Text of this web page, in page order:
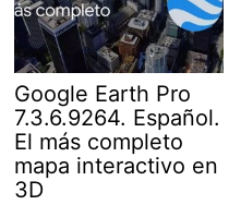
Google Earth Pro
7.3.6.9264. Español.
El más completo
mapa interactivo en
3D